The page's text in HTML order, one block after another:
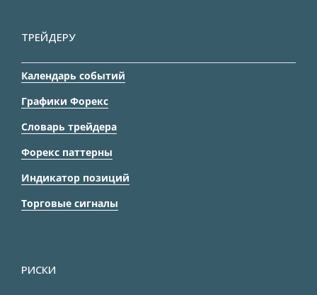
ТРЕЙДЕРУ
Календарь событий
Графики Форекс
Словарь трейдера
Форекс паттерны
Индикатор позиций
Торговые сигналы
РИСКИ